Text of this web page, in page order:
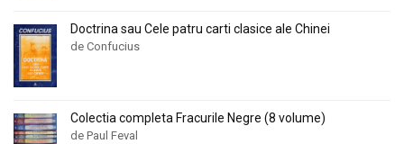
Doctrina sau Cele patru carti clasice ale Chinei
de Confucius
Colectia completa Fracurile Negre (8 volume)
de Paul Feval